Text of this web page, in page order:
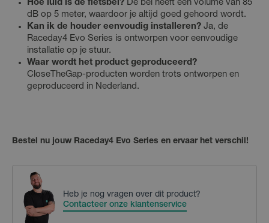
Hoe luid is de fietsbel? De bel heeft een volume van 85
dB op 5 meter, waardoor je altijd goed gehoord wordt.
Kan ik de houder eenvoudig installeren? Ja, de
Raceday4 Evo Series is ontworpen voor eenvoudige
installatie op je stuur.
Waar wordt het product geproduceerd?
CloseTheGap-producten worden trots ontworpen en
geproduceerd in Nederland.
Bestel nu jouw Raceday4 Evo Series en ervaar het verschil!
Heb je nog vragen over dit product?
Contacteer onze klantenservice